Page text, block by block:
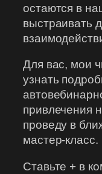
остаются в
выстраивать
Для вас, мои
узнать
привлечения
проведу в
мастер-класс.
Ставьте + в